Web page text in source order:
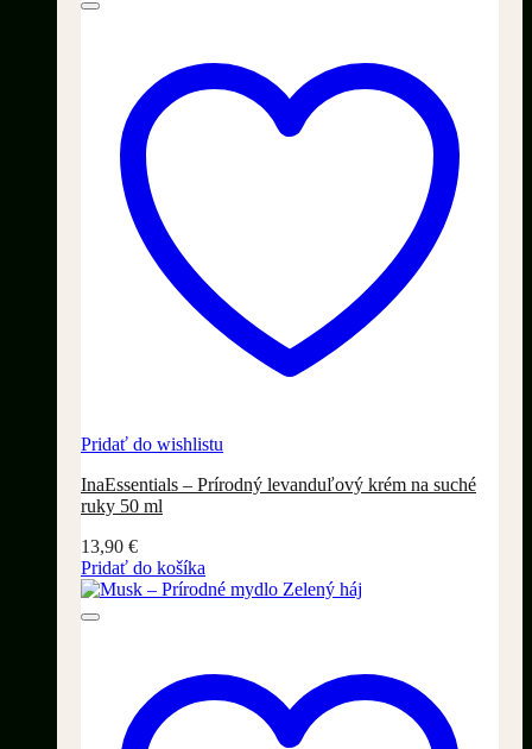
Pridať do wishlistu
InaEssentials – Prírodný levanduľový krém na suché
ruky 50 ml
13,90 €
Pridať do košíka